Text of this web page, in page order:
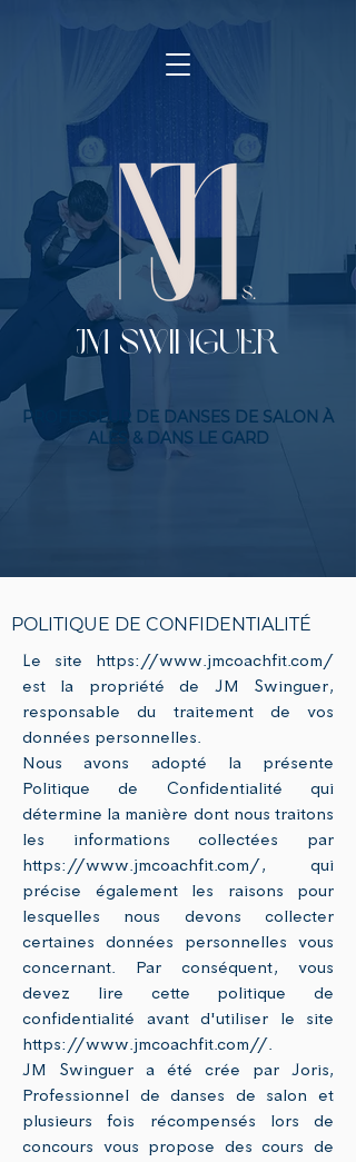
Jm SWINGUER
PROFESSEUR DE DANSES DE SALON À
ALÈS & DANS LE GARD
POLITIQUE DE CONFIDENTIALITÉ
Le site https://www.jmcoachfit.com/
est la propriété de JM Swinguer,
responsable du traitement de vos
données personnelles.
Nous avons adopté la présente
Politique de Confidentialité qui
détermine la manière dont nous traitons
les informations collectées par
https://www.jmcoachfit.com/, qui
précise également les raisons pour
lesquelles nous devons collecter
certaines données personnelles vous
concernant. Par conséquent, vous
devez lire cette politique de
confidentialité avant d'utiliser le site
https://www.jmcoachfit.com//.
JM Swinguer a été crée par Joris,
Professionnel de danses de salon et
plusieurs fois récompensés lors de
concours vous propose des cours de